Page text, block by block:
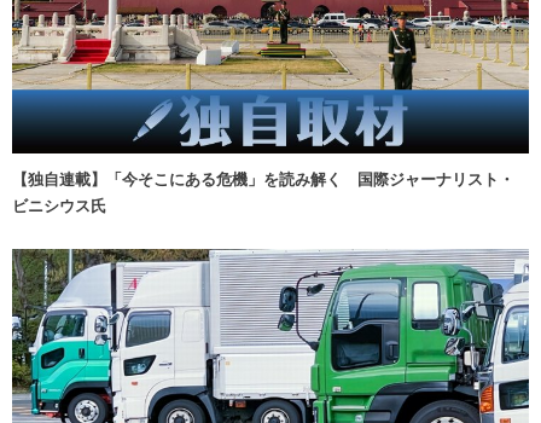
【独自連載】「今そこにある危機」を読み解く 国際ジャーナリスト・
ビニシウス氏